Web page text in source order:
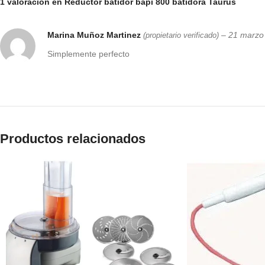
1 valoración en Reductor batidor bapi 800 batidora Taurus
Marina Muñoz Martinez (propietario verificado) – 21
Simplemente perfecto
Productos relacionados